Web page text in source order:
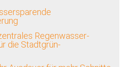
Regenwasser-
die Stadtgrün-